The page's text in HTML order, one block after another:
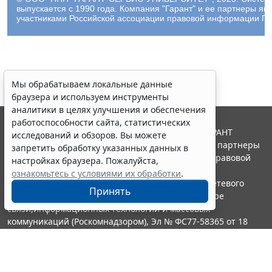
выпускается с 1990 года. Компания "Гарант" и ее партнеры
участниками Российской ассоциации правовой информации
Мы обрабатываем локальные данные
браузера и используем инструменты
аналитики в целях улучшения и обеспечения
работоспособности сайта, статистических
исследований и обзоров. Вы можете
запретить обработку указанных данных в
настройках браузера. Пожалуйста,
ознакомьтесь с условиями их обработки.
Принять
© ООО "НПП "ГАРАНТ-СЕРВИС", 2026. Система ГАРАНТ
выпускается с 1990 года. Компания "Гарант" и ее партнеры
являются участниками Российской ассоциации правовой
информации ГАРАНТ.
Портал ГАРАНТ.РУ зарегистрирован в качестве сетевого
издания Федеральной службой по надзору в сфере
связи,информационных технологий и массовых
коммуникаций (Роскомнадзором), Эл № ФС77-58365 от 18